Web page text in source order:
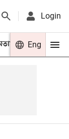
Login
খেলা
Eng